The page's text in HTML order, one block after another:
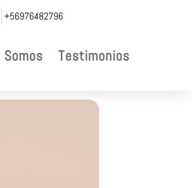
+56976482796
Somos Testimonios